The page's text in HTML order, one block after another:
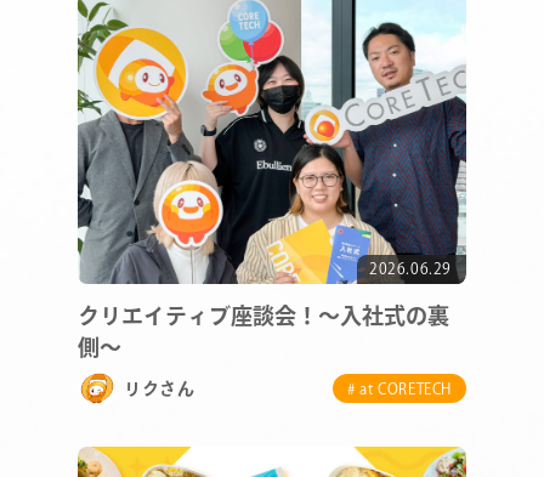
2026.06.29
クリエイティブ座談会！～入社式の裏
側～
リクさん # at CORETECH